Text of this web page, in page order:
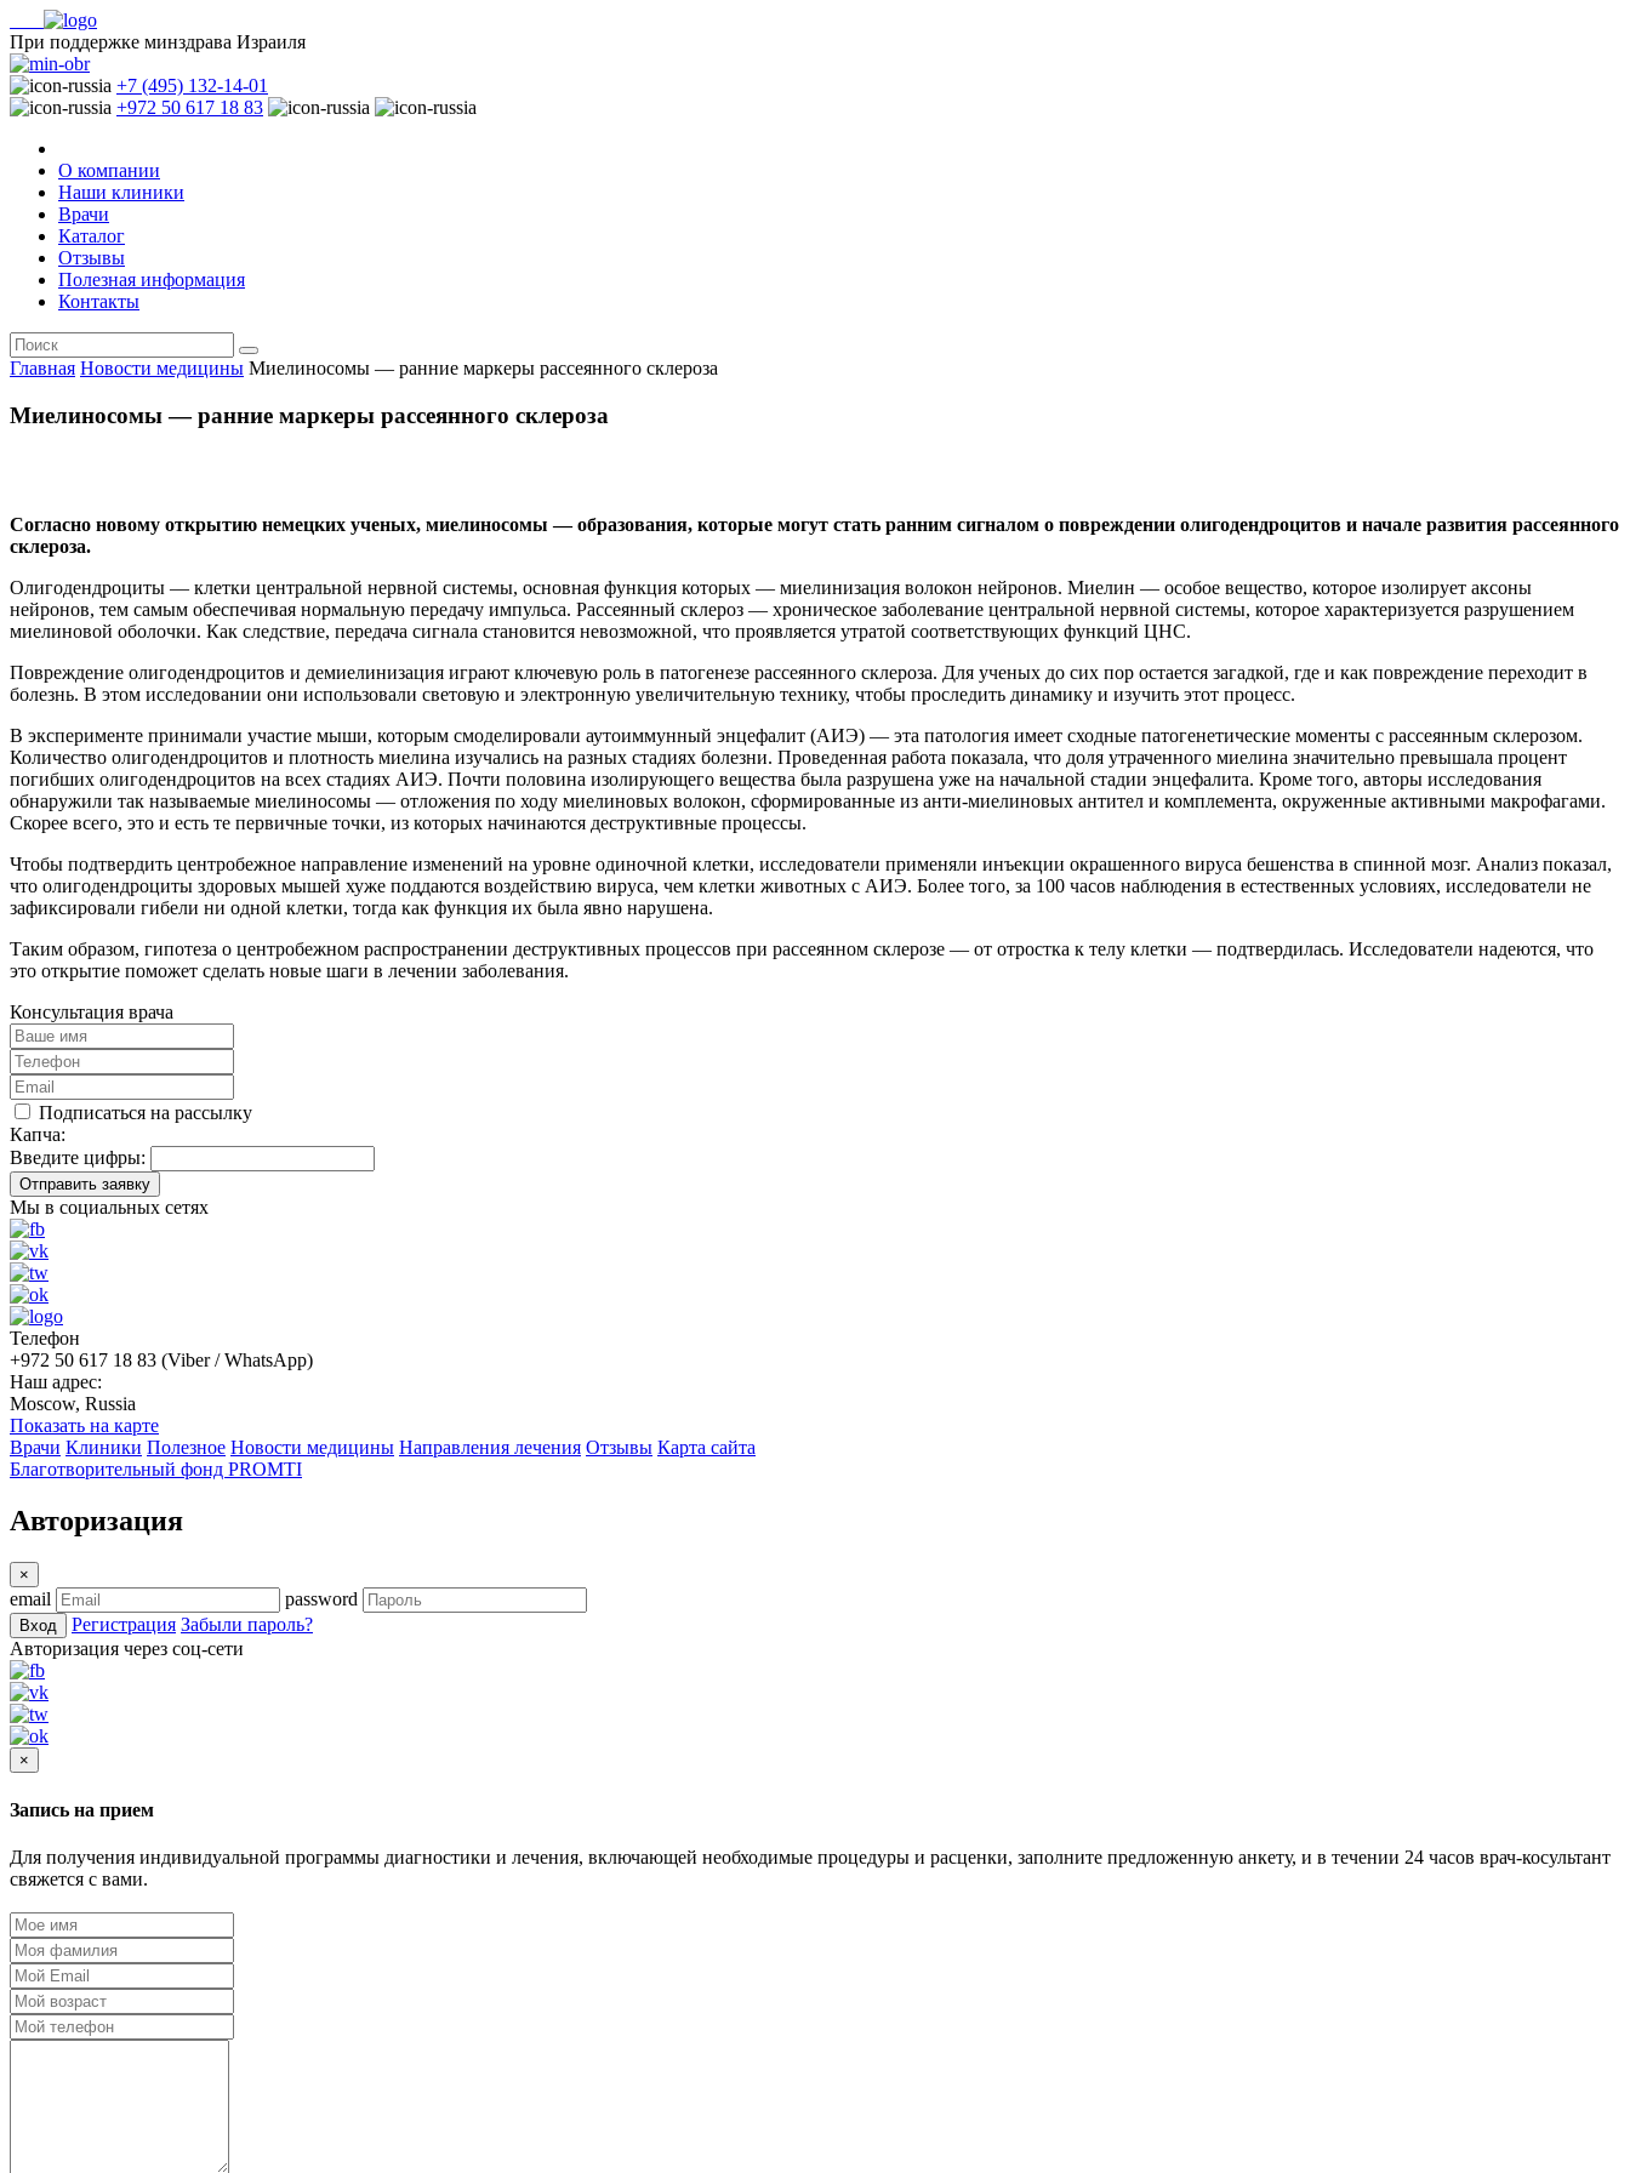
При поддержке минздрава Израиля
+7 (495) 132-14-01
+972 50 617 18 83
О компании
Наши клиники
Врачи
Каталог
Отзывы
Полезная информация
Контакты
Главная Новости медицины Миелиносомы — ранние маркеры рассеянного склероза
Миелиносомы — ранние маркеры рассеянного склероза
Согласно новому открытию немецких ученых, миелиносомы — образования, которые могут стать ранним сигналом о повреждении олигодендроцитов и начале развития рассеянного
склероза.
Олигодендроциты — клетки центральной нервной системы, основная функция которых — миелинизация волокон нейронов. Миелин — особое вещество, которое изолирует аксоны
нейронов, тем самым обеспечивая нормальную передачу импульса. Рассеянный склероз — хроническое заболевание центральной нервной системы, которое характеризуется разрушением
миелиновой оболочки. Как следствие, передача сигнала становится невозможной, что проявляется утратой соответствующих функций ЦНС.
Повреждение олигодендроцитов и демиелинизация играют ключевую роль в патогенезе рассеянного склероза. Для ученых до сих пор остается загадкой, где и как повреждение переходит в
болезнь. В этом исследовании они использовали световую и электронную увеличительную технику, чтобы проследить динамику и изучить этот процесс.
В эксперименте принимали участие мыши, которым смоделировали аутоиммунный энцефалит (АИЭ) — эта патология имеет сходные патогенетические моменты с рассеянным склерозом.
Количество олигодендроцитов и плотность миелина изучались на разных стадиях болезни. Проведенная работа показала, что доля утраченного миелина значительно превышала процент
погибших олигодендроцитов на всех стадиях АИЭ. Почти половина изолирующего вещества была разрушена уже на начальной стадии энцефалита. Кроме того, авторы исследования
обнаружили так называемые миелиносомы — отложения по ходу миелиновых волокон, сформированные из анти-миелиновых антител и комплемента, окруженные активными макрофагами.
Скорее всего, это и есть те первичные точки, из которых начинаются деструктивные процессы.
Чтобы подтвердить центробежное направление изменений на уровне одиночной клетки, исследователи применяли инъекции окрашенного вируса бешенства в спинной мозг. Анализ показал,
что олигодендроциты здоровых мышей хуже поддаются воздействию вируса, чем клетки животных с АИЭ. Более того, за 100 часов наблюдения в естественных условиях, исследователи не
зафиксировали гибели ни одной клетки, тогда как функция их была явно нарушена.
Таким образом, гипотеза о центробежном распространении деструктивных процессов при рассеянном склерозе — от отростка к телу клетки — подтвердилась. Исследователи надеются, что
это открытие поможет сделать новые шаги в лечении заболевания.
Консультация врача
Подписаться на рассылку
Капча:
Введите цифры:
Отправить заявку
Мы в социальных сетях
Телефон
+972 50 617 18 83 (Viber / WhatsApp)
Наш адрес:
Moscow, Russia
Показать на карте
Врачи Клиники Полезное Новости медицины Направления лечения Отзывы Карта сайта
Благотворительный фонд PROMTI
Авторизация
×
email password
Вход Регистрация Забыли пароль?
Авторизация через соц-сети
×
Запись на прием
Для получения индивидуальной программы диагностики и лечения, включающей необходимые процедуры и расценки, заполните предложенную анкету, и в течении 24 часов врач-косультант
свяжется с вами.